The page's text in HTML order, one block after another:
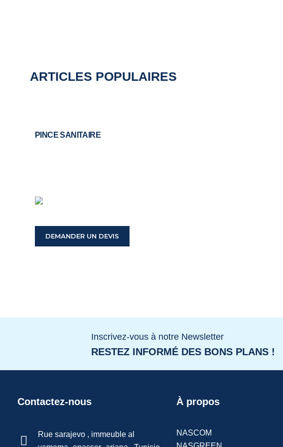
ARTICLES POPULAIRES
PINCE SANITAIRE
DEMANDER UN DEVIS
Inscrivez-vous à notre Newsletter
RESTEZ INFORMÉ DES BONS PLANS !
Contactez-nous
Rue sarajevo , immeuble al
À propos
NASCOM